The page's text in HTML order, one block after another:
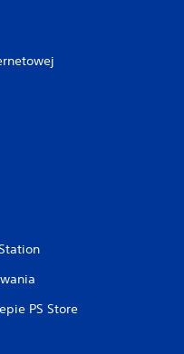
PS Store